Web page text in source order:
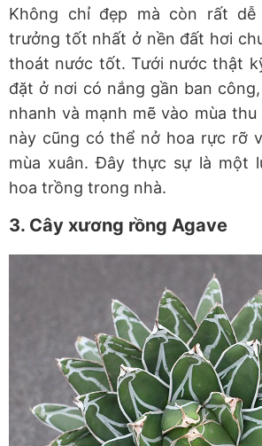
Không chỉ đẹp mà còn rất dễ
trưởng tốt nhất ở nền đất hơi
thoát nước tốt. Tưới nước thật
đặt ở nơi có nắng gần ban
nhanh và mạnh mẽ vào mùa
này cũng có thể nở hoa rực rỡ
mùa xuân. Đây thực sự là một
hoa trồng trong nhà.
3. Cây xương rồng Agave